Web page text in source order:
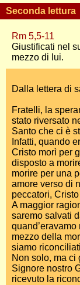
Seconda lettura
Rm 5,5-11
Giustificati nel
mezzo di lui.
Dalla lettera di
Fratelli, la
stato riversato
Santo che ci è
Infatti, quando
Cristo morì per
disposto a
morire per una
amore verso di
peccatori,
A maggior
saremo salvati
mezzo della
siamo
Non solo, ma ci
Signore nostro
ricevuto la